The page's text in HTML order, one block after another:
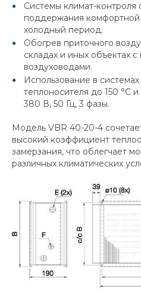
Системы климат-контроля
поддержания комфортной
холодный период.
Обогрев приточного
складах и иных объектах
воздуховодами.
Использование в
теплоносителя до 150 °C
380 В, 50 Гц, 3 фазы.
Модель VBR 40-20-4
высокий коэффициент
замерзания, что облегчает
различных климатических